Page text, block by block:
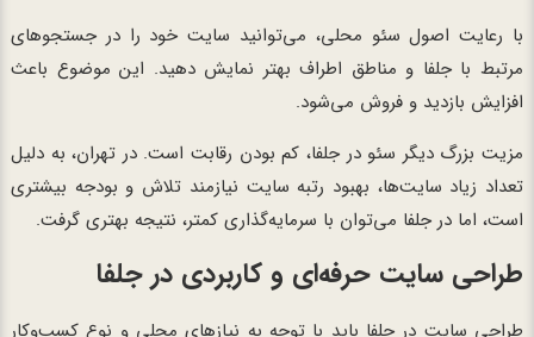
با رعایت اصول سئو محلی، می‌توانید سایت خود را در جستجوهای
مرتبط با جلفا و مناطق اطراف بهتر نمایش دهید. این موضوع باعث
افزایش بازدید و فروش می‌شود.
مزیت بزرگ دیگر سئو در جلفا، کم بودن رقابت است. در تهران، به دلیل
تعداد زیاد سایت‌ها، بهبود رتبه سایت نیازمند تلاش و بودجه بیشتری
است، اما در جلفا می‌توان با سرمایه‌گذاری کمتر، نتیجه بهتری گرفت.
طراحی سایت حرفه‌ای و کاربردی در جلفا
طراحی سایت در جلفا باید با توجه به نیازهای محلی و نوع کسب‌وکار